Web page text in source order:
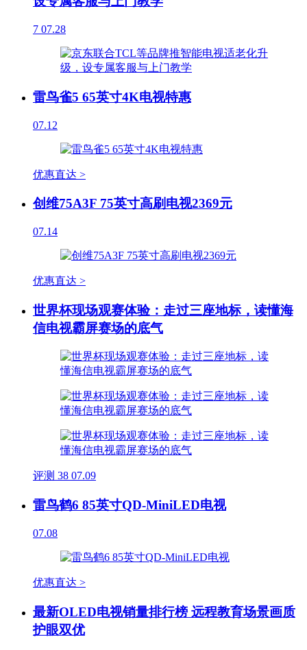
7 07.28
雷鸟雀5 65英寸4K电视特惠
07.12
优惠直达 >
创维75A3F 75英寸高刷电视2369元
07.14
优惠直达 >
世界杯现场观赛体验：走过三座地标，读懂海
信电视霸屏赛场的底气
评测 38 07.09
雷鸟鹤6 85英寸QD-MiniLED电视
07.08
优惠直达 >
最新OLED电视销量排行榜 远程教育场景画质
护眼双优